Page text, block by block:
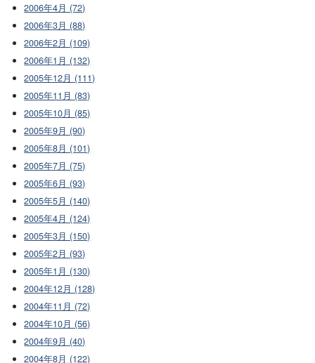
2006年4月 (72)
2006年3月 (88)
2006年2月 (109)
2006年1月 (132)
2005年12月 (111)
2005年11月 (83)
2005年10月 (85)
2005年9月 (90)
2005年8月 (101)
2005年7月 (75)
2005年6月 (93)
2005年5月 (140)
2005年4月 (124)
2005年3月 (150)
2005年2月 (93)
2005年1月 (130)
2004年12月 (128)
2004年11月 (72)
2004年10月 (56)
2004年9月 (40)
2004年8月 (122)